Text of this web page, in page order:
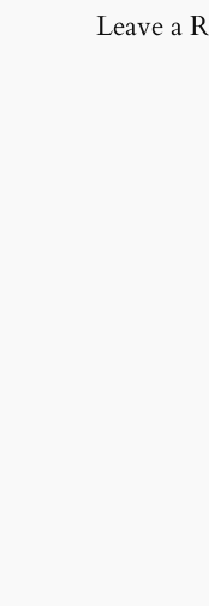
Leave a